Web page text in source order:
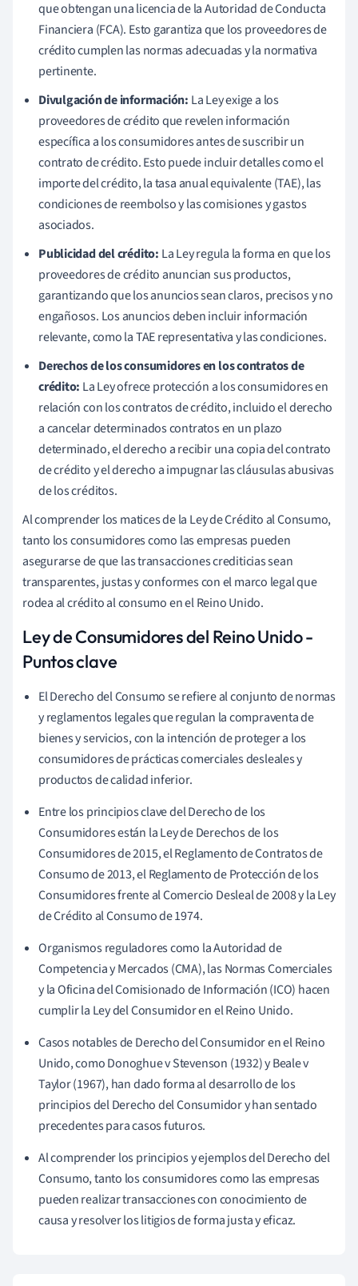
que obtengan una licencia de la Autoridad de Conducta
Financiera (FCA). Esto garantiza que los proveedores de
crédito cumplen las normas adecuadas y la normativa
pertinente.
Divulgación de información: La Ley exige a los
proveedores de crédito que revelen información
específica a los consumidores antes de suscribir un
contrato de crédito. Esto puede incluir detalles como el
importe del crédito, la tasa anual equivalente (TAE), las
condiciones de reembolso y las comisiones y gastos
asociados.
Publicidad del crédito: La Ley regula la forma en que los
proveedores de crédito anuncian sus productos,
garantizando que los anuncios sean claros, precisos y no
engañosos. Los anuncios deben incluir información
relevante, como la TAE representativa y las condiciones.
Derechos de los consumidores en los contratos de
crédito: La Ley ofrece protección a los consumidores en
relación con los contratos de crédito, incluido el derecho
a cancelar determinados contratos en un plazo
determinado, el derecho a recibir una copia del contrato
de crédito y el derecho a impugnar las cláusulas abusivas
de los créditos.
Al comprender los matices de la Ley de Crédito al Consumo,
tanto los consumidores como las empresas pueden
asegurarse de que las transacciones crediticias sean
transparentes, justas y conformes con el marco legal que
rodea al crédito al consumo en el Reino Unido.
Ley de Consumidores del Reino Unido -
Puntos clave
El Derecho del Consumo se refiere al conjunto de normas
y reglamentos legales que regulan la compraventa de
bienes y servicios, con la intención de proteger a los
consumidores de prácticas comerciales desleales y
productos de calidad inferior.
Entre los principios clave del Derecho de los
Consumidores están la Ley de Derechos de los
Consumidores de 2015, el Reglamento de Contratos de
Consumo de 2013, el Reglamento de Protección de los
Consumidores frente al Comercio Desleal de 2008 y la Ley
de Crédito al Consumo de 1974.
Organismos reguladores como la Autoridad de
Competencia y Mercados (CMA), las Normas Comerciales
y la Oficina del Comisionado de Información (ICO) hacen
cumplir la Ley del Consumidor en el Reino Unido.
Casos notables de Derecho del Consumidor en el Reino
Unido, como Donoghue v Stevenson (1932) y Beale v
Taylor (1967), han dado forma al desarrollo de los
principios del Derecho del Consumidor y han sentado
precedentes para casos futuros.
Al comprender los principios y ejemplos del Derecho del
Consumo, tanto los consumidores como las empresas
pueden realizar transacciones con conocimiento de
causa y resolver los litigios de forma justa y eficaz.